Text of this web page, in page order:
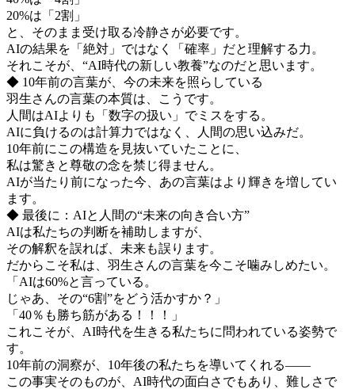
20%は「2割」
と、そのまま受け取る冷静さが必要です。
AIの結果を「絶対」ではなく「確率」だと理解する力。
それこそが、“AI時代の新しい教養”なのだと思います。
◆ 10年前の言葉が、今の未来を照らしている
羽生さんの言葉の本質は、こうです。
人間はAIよりも「数字の扱い」でミスをする。
AIに負けるのは計算力ではなく、人間の思い込みだ。
10年前にこの構造を見抜いていたことに、
私は驚きと尊敬の念を禁じ得ません。
AIが当たり前になった今、あの言葉はより輝きを増してい
ます。
◆ 最後に：AIと人間の“未来の向き合い方”
AIは私たちの判断を補助しますが、
その解釈を誤れば、未来も誤ります。
だからこそ私は、羽生さんの言葉を今こそ噛みしめたい。
「AIは60%と言っている。
じゃあ、その“6割”をどう活かすか？」
「40％も勝ち筋がある！！！」
これこそが、AI時代を生きる私たちに問われている姿勢で
す。
10年前の洞察が、10年後の私たちを導いてくれる——
この事実そのものが、AI時代の面白さでもあり、難しさで